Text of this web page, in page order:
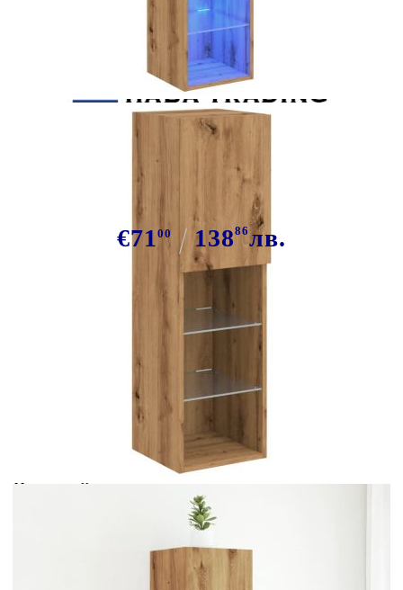
Сподели Tweet
ТВ шкаф с LED осветление, дъб
артизан, 30,5x30x102 см
€7100 13886лв.
В наличност: 32 бр.
Време за доставка: 5 до 9 дни
Безплатна доставка до адрес при плащане по банков път
Материал:
Инженерно дърво, стъкло
30,5 x 30 x 102 см (Д x Ш x В)